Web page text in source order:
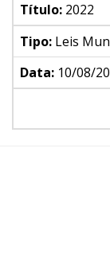
Título: 2022
Tipo: Leis
Data: 10/08/